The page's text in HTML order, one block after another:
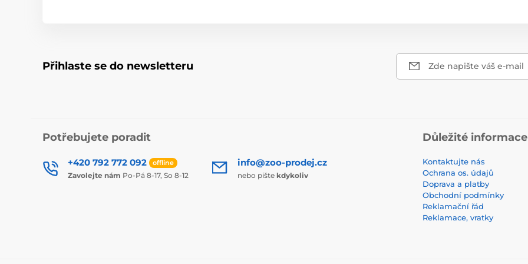
Přihlaste se do newsletteru Zde napište váš e-mail
Potřebujete poradit
+420 792 772 092 offline
Zavolejte nám Po-Pá 8-17, So 8-12
info@zoo-prodej.cz
nebo pište kdykoliv
Důležité informace
Kontaktujte nás
Ochrana os. údajů
Doprava a platby
Obchodní podmínky
Reklamační řád
Reklamace, vratky